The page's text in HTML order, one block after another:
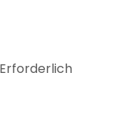
Erforderlich